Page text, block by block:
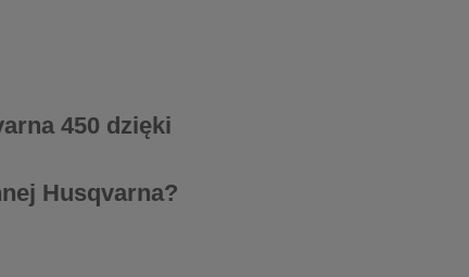
450 dzięki
Husqvarna?